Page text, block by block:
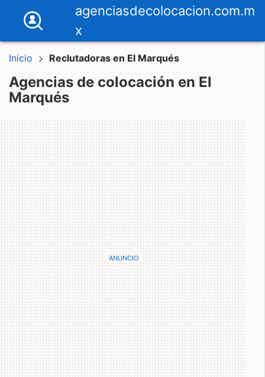
agenciasdecolocacion.com.m
x
Inicio Reclutadoras en El Marqués
Agencias de colocación en El
Marqués